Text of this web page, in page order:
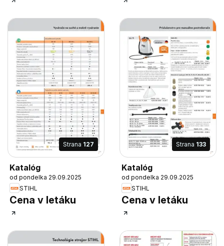
Strana 127
Katalóg
od pondelka 29.09.2025
STIHL
Cena v letáku
Strana 133
Katalóg
od pondelka 29.09.2025
STIHL
Cena v letáku